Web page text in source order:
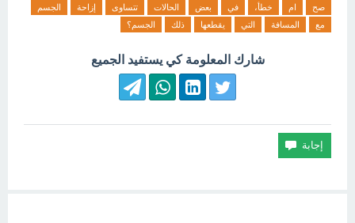
صح ام خطأ، في بعض الحالات تتساوى إزاحة
الجسم
مع
المسافة التي يقطعها ذلك الجسم؟
شارك المعلومة كي يستفيد الجميع